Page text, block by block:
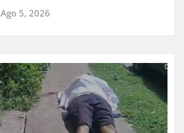
Ago 5, 2026